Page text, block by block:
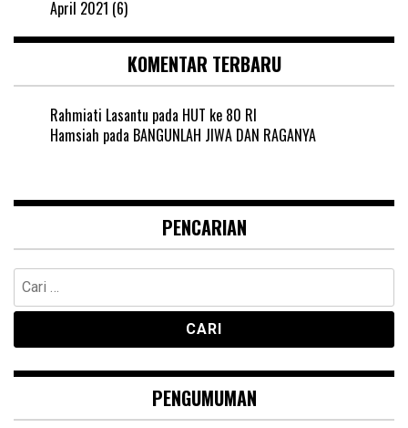
April 2021 (6)
KOMENTAR TERBARU
Rahmiati Lasantu pada HUT ke 80 RI
Hamsiah pada BANGUNLAH JIWA DAN RAGANYA
PENCARIAN
Cari
untuk:
PENGUMUMAN